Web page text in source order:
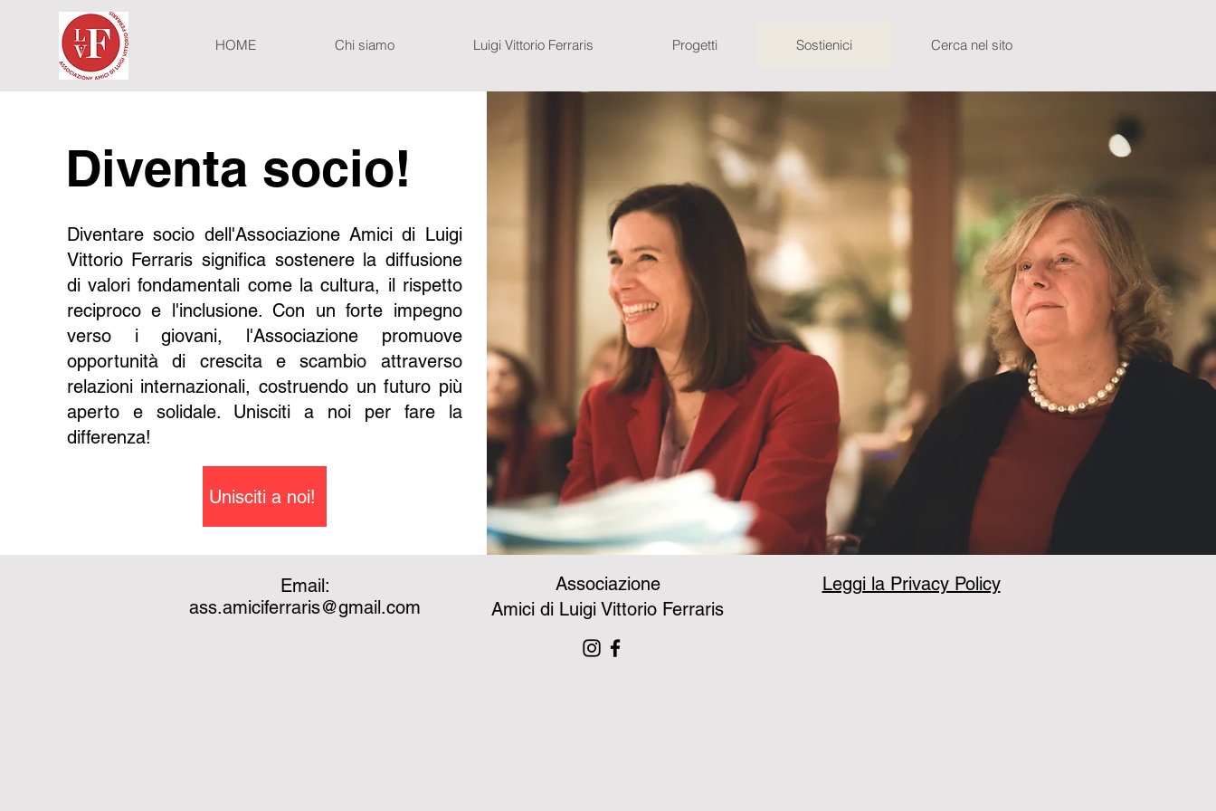
HOME Chi siamo Luigi Vittorio Ferraris Progetti Sostienici Cerca nel sito
Diventa socio!
Diventare socio dell'Associazione Amici di Luigi
Vittorio Ferraris significa sostenere la diffusione
di valori fondamentali come la cultura, il rispetto
reciproco e l'inclusione. Con un forte impegno
verso i giovani, l'Associazione promuove
opportunità di crescita e scambio attraverso
relazioni internazionali, costruendo un futuro più
aperto e solidale. Unisciti a noi per fare la
differenza!
Unisciti a noi!
Email:
ass.amiciferraris@gmail.com
Associazione
Amici di Luigi Vittorio Ferraris
Leggi la Privacy Policy